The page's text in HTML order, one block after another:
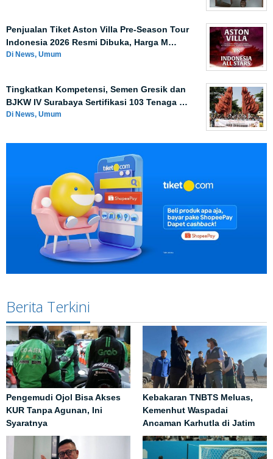
Penjualan Tiket Aston Villa Pre-Season Tour
Indonesia 2026 Resmi Dibuka, Harga M…
Di News, Umum
Tingkatkan Kompetensi, Semen Gresik dan
BJKW IV Surabaya Sertifikasi 103 Tenaga …
Di News, Umum
Berita Terkini
Pengemudi Ojol Bisa Akses
KUR Tanpa Agunan, Ini
Syaratnya
Kebakaran TNBTS Meluas,
Kemenhut Waspadai
Ancaman Karhutla di Jatim